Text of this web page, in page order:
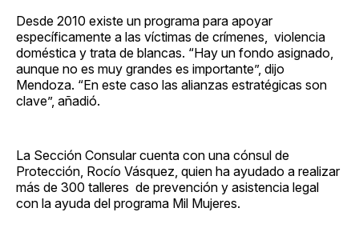
Desde 2010 existe un programa para apoyar
específicamente a las víctimas de crímenes, violencia
doméstica y trata de blancas. “Hay un fondo asignado,
aunque no es muy grandes es importante”, dijo
Mendoza. “En este caso las alianzas estratégicas son
clave”, añadió.
La Sección Consular cuenta con una cónsul de
Protección, Rocío Vásquez, quien ha ayudado a realizar
más de 300 talleres de prevención y asistencia legal
con la ayuda del programa Mil Mujeres.